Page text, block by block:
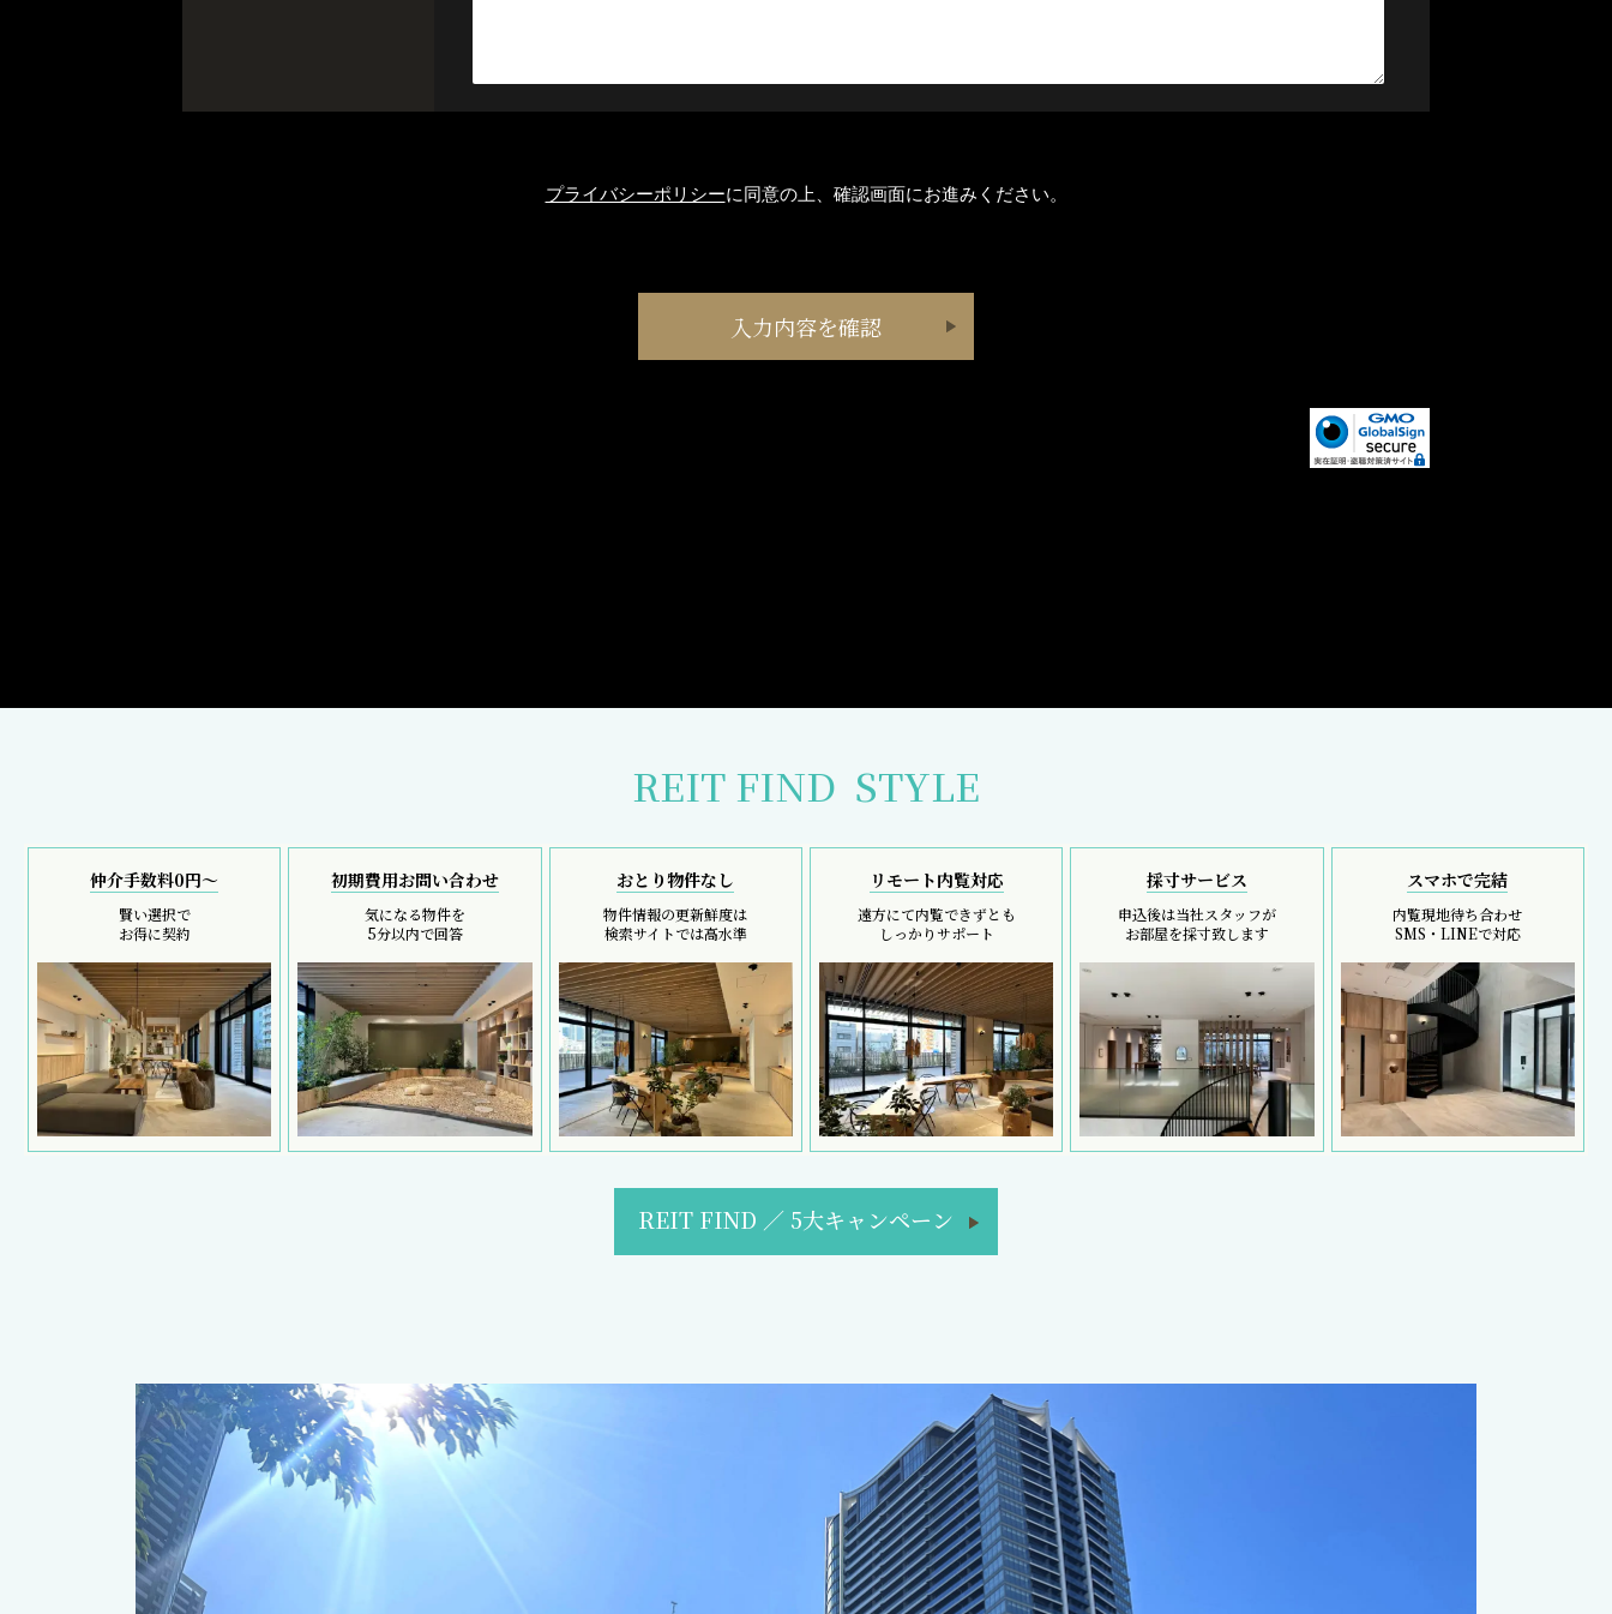
プライバシーポリシーに同意の上、確認画面にお進みください。
REIT FIND STYLE
仲介手数料0円～
賢い選択で
お得に契約
初期費用お問い合わせ
気になる物件を
5分以内で回答
おとり物件なし
物件情報の更新鮮度は
検索サイトでは高水準
リモート内覧対応
遠方にて内覧できずとも
しっかりサポート
採寸サービス
申込後は当社スタッフが
お部屋を採寸致します
スマホで完結
内覧現地待ち合わせ
SMS・LINEで対応
REIT FIND ／ 5大キャンペーン